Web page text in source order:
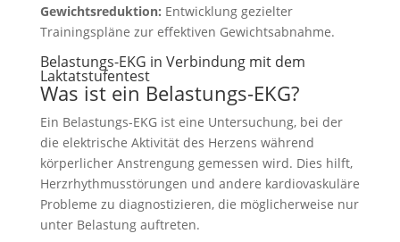
Gewichtsreduktion: Entwicklung gezielter
Trainingspläne zur effektiven Gewichtsabnahme.
Belastungs-EKG in Verbindung mit dem
Laktatstufentest
Was ist ein Belastungs-EKG?
Ein Belastungs-EKG ist eine Untersuchung, bei der
die elektrische Aktivität des Herzens während
körperlicher Anstrengung gemessen wird. Dies hilft,
Herzrhythmusstörungen und andere kardiovaskuläre
Probleme zu diagnostizieren, die möglicherweise nur
unter Belastung auftreten.